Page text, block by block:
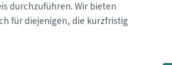
durchzuführen. Wir bieten
für diejenigen, die kurzfristig